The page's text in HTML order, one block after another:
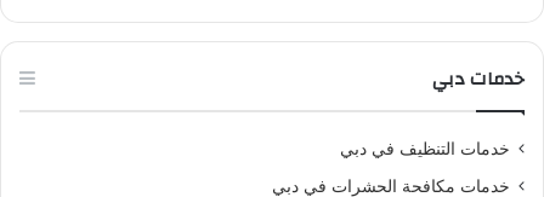
خدمات دبي
خدمات التنظيف في دبي
خدمات مكافحة الحشرات في دبي